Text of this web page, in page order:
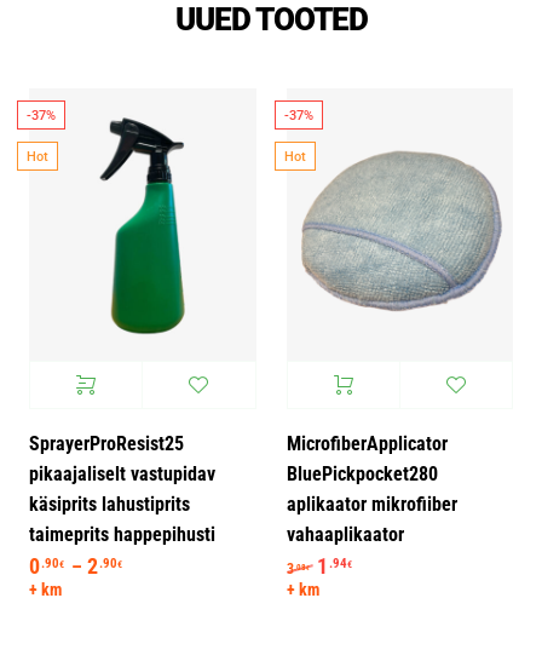
UUED TOOTED
-37%
Hot
SprayerProResist25
pikaajaliselt vastupidav
käsiprits lahustiprits
taimeprits happepihusti
0.90€ – 2.90€ Hinnavahemik: 0.90€ kuni 2.90€
+ km
-37%
Hot
MicrofiberApplicator
BluePickpocket280
aplikaator mikrofiiber
vahaaplikaator
3 .08€ Algne hind oli: 3.08€.
1 .94€
+ km